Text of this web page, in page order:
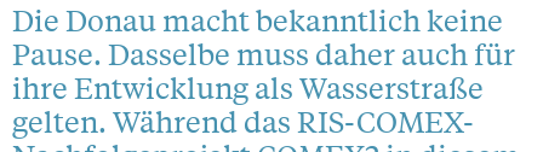
Die Donau macht bekanntlich keine
Pause. Dasselbe muss daher auch für
ihre Entwicklung als Wasserstraße
gelten. Während das RIS-COMEX-